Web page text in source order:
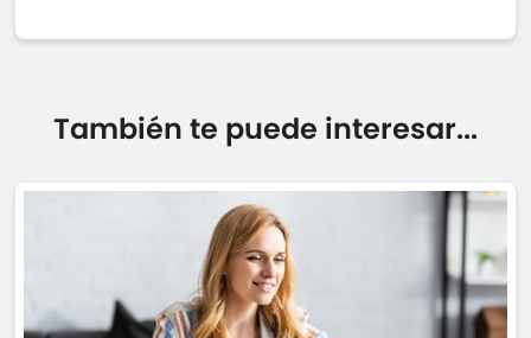
También te puede interesar...